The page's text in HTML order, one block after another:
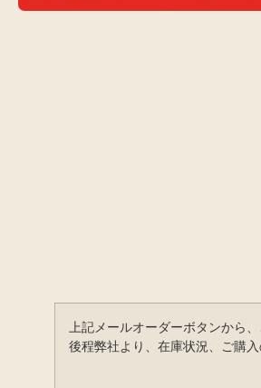
上記メールオーダーボタンから
後程弊社より、在庫状況、ご購